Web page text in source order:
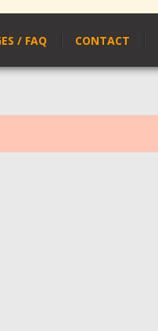
/ FAQ CONTACT